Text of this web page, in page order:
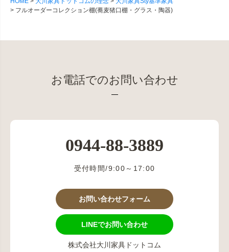
フルオーダーコレクション棚(蕎麦猪口棚・グラス・陶器)
お電話でのお問い合わせ
0944-88-3889
受付時間/9:00～17:00
お問い合わせフォーム
LINEでお問い合わせ
株式会社大川家具ドットコム